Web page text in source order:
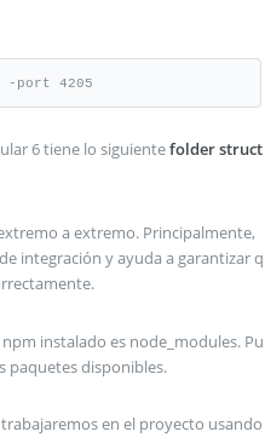
-port 4205
6 tiene lo siguientefolder struct
a extremo. Principalmente,
integración y ayuda a garantizar q
instalado es node_modules. Pu
paquetes disponibles.
en el proyecto usando